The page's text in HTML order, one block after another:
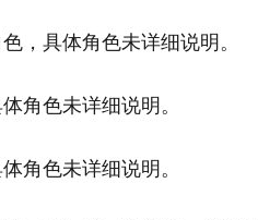
，具体角色未详细说明。
角色未详细说明。
角色未详细说明。